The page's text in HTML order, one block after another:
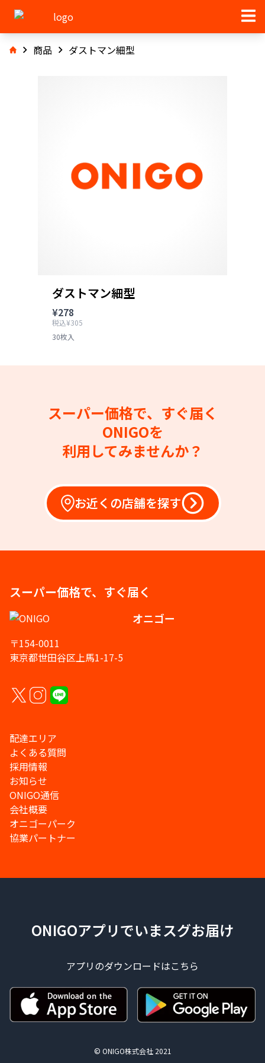
商品 ダストマン細型
ダストマン細型
¥278
税込¥305
30枚入
スーパー価格で、すぐ届く
ONIGOを
利用してみませんか？
お近くの店舗を探す
スーパー価格で、すぐ届く
オニゴー
〒154-0011
東京都世田谷区上馬1-17-5
配達エリア
よくある質問
採用情報
お知らせ
ONIGO通信
会社概要
オニゴーパーク
協業パートナー
ONIGOアプリでいまスグお届け
アプリのダウンロードはこちら
© ONIGO株式会社 2021